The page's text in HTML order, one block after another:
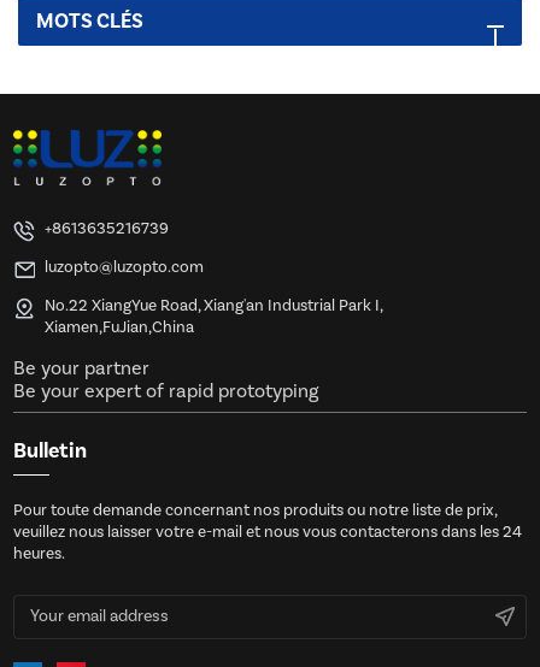
MOTS CLÉS
+8613635216739
luzopto@luzopto.com
No.22 XiangYue Road, Xiang'an Industrial Park I,
Xiamen,FuJian,China
Be your partner
Be your expert of rapid prototyping
Bulletin
Pour toute demande concernant nos produits ou notre liste de prix,
veuillez nous laisser votre e-mail et nous vous contacterons dans les 24
heures.